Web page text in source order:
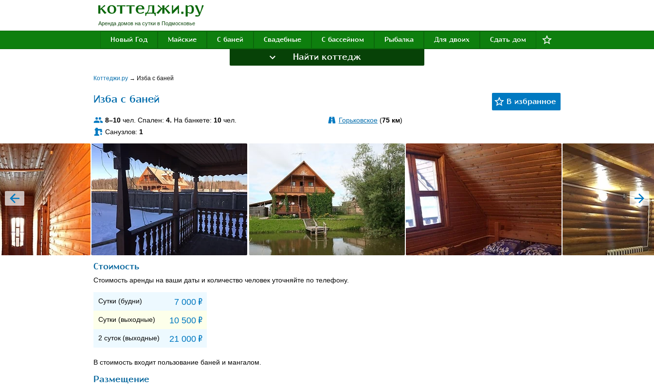
Аренда домов на сутки в Подмосковье
Новый Год Майские С баней Свадебные С бассейном Рыбалка Для двоих Сдать дом
Найти коттедж
Коттеджи.ру → Изба с баней
Изба с баней
8–10 чел. Спален: 4. На банкете: 10 чел. Горьковское (75 км)
Санузлов: 1
next
Стоимость
Стоимость аренды на ваши даты и количество человек уточняйте по телефону.
Сутки (будни) 7 000Р
Сутки (выходные) 10 500Р
2 суток (выходные) 21 000Р
В стоимость входит пользование баней и мангалом.
Размещение